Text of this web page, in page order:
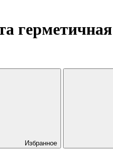
Избранное